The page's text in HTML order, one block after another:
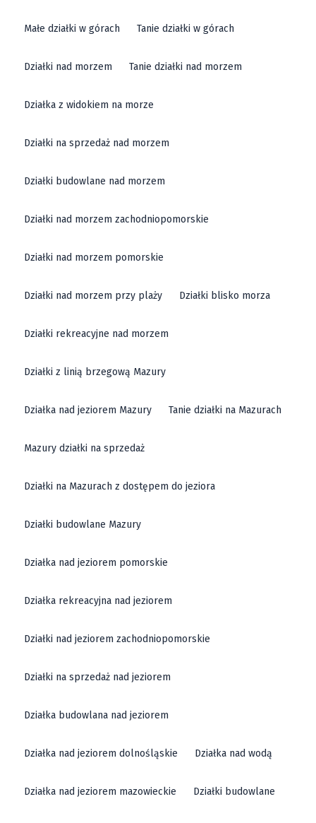
Małe działki w górach Tanie działki w górach
Działki nad morzem Tanie działki nad morzem
Działka z widokiem na morze
Działki na sprzedaż nad morzem
Działki budowlane nad morzem
Działki nad morzem zachodniopomorskie
Działki nad morzem pomorskie
Działki nad morzem przy plaży Działki blisko morza
Działki rekreacyjne nad morzem
Działki z linią brzegową Mazury
Działka nad jeziorem Mazury Tanie działki na Mazurach
Mazury działki na sprzedaż
Działki na Mazurach z dostępem do jeziora
Działki budowlane Mazury
Działka nad jeziorem pomorskie
Działka rekreacyjna nad jeziorem
Działki nad jeziorem zachodniopomorskie
Działki na sprzedaż nad jeziorem
Działka budowlana nad jeziorem
Działka nad jeziorem dolnośląskie Działka nad wodą
Działka nad jeziorem mazowieckie Działki budowlane